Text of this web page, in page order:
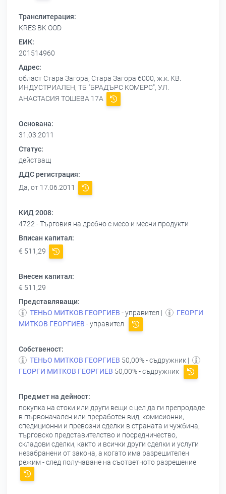
Транслитерация:
KRES BK OOD
ЕИК:
201514960
Адрес:
област Стара Загора, Стара Загора 6000, ж.к. КВ.
ИНДУСТРИАЛЕН, ТБ "БРАДЪРС КОМЕРС", УЛ.
АНАСТАСИЯ ТОШЕВА 17А
Основана:
31.03.2011
Статус:
действащ
ДДС регистрация:
Да, от 17.06.2011
КИД 2008:
4722 - Търговия на дребно с месо и месни продукти
Вписан капитал:
€ 511,29
Внесен капитал:
€ 511,29
Представляващи:
ТЕНЬО МИТКОВ ГЕОРГИЕВ - управител |
ГЕОРГИ
МИТКОВ ГЕОРГИЕВ - управител
Собственост:
ТЕНЬО МИТКОВ ГЕОРГИЕВ 50,00% - съдружник |
ГЕОРГИ МИТКОВ ГЕОРГИЕВ 50,00% - съдружник
Предмет на дейност:
покупка на стоки или други вещи с цел да ги препродаде
в първоначален или преработен вид, комисионни,
спедиционни и превозни сделки в страната и чужбина,
търговско представителство и посредничество,
складови сделки, както и всички други сделки и услуги
незабранени от закона, а когато има разрешителен
режим - след получаване на съответното разрешение